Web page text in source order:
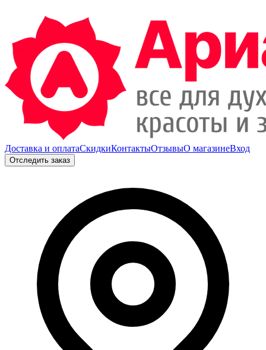
Доставка и оплатаСкидкиКонтактыОтзывыО магазинеВход
Отследить заказ